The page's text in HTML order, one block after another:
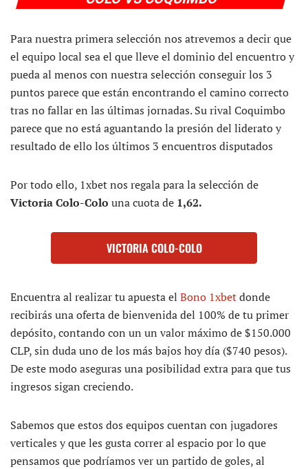
Para nuestra primera selección nos atrevemos a decir que
el equipo local sea el que lleve el dominio del encuentro y
pueda al menos con nuestra selección conseguir los 3
puntos parece que están encontrando el camino correcto
tras no fallar en las últimas jornadas. Su rival Coquimbo
parece que no está aguantando la presión del liderato y
resultado de ello los últimos 3 encuentros disputados
Por todo ello, 1xbet nos regala para la selección de
Victoria Colo-Colo una cuota de 1,62.
VICTORIA COLO-COLO
Encuentra al realizar tu apuesta el Bono 1xbetdonde
recibirás una oferta de bienvenida del 100% de tu primer
depósito, contando con un un valor máximo de $150.000
CLP, sin duda uno de los más bajos hoy día ($740 pesos).
De este modo aseguras una posibilidad extra para que tus
ingresos sigan creciendo.
Sabemos que estos dos equipos cuentan con jugadores
verticales y que les gusta correr al espacio por lo que
pensamos que podríamos ver un partido de goles, al